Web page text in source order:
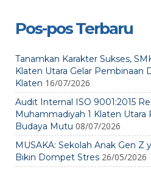
Pos-pos Terbaru
Tanamkan Karakter Sukses,
Klaten Utara Gelar Pembinaan
Klaten 16/07/2026
Audit Internal ISO 9001:2015
Muhammadiyah 1 Klaten
Budaya Mutu 08/07/2026
MUSAKA: Sekolah Anak Gen Z
Bikin Dompet Stres 26/05/2026